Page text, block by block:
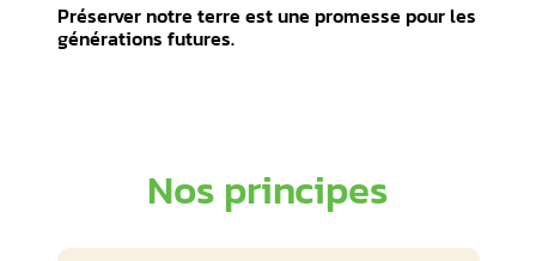
Préserver notre terre est une promesse pour les
générations futures.
Nos principes